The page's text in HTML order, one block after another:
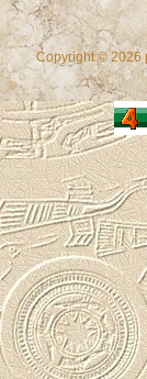
Copyright © 2026